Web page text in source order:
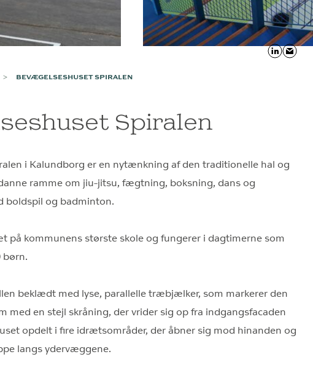
BEVÆGELSESHUSET SPIRALEN
Spiralen
i Kalundborg er en nytænkning af den traditionelle hal og
ramme om jiu-jitsu, fægtning, boksning, dans og
boldspil og badminton.
på kommunens største skole og fungerer i dagtimerne som
børn.
beklædt med lyse, parallelle træbjælker, som markerer den
med en stejl skråning, der vrider sig op fra indgangsfacaden
opdelt i fire idrætsområder, der åbner sig mod hinanden og
langs ydervæggene.